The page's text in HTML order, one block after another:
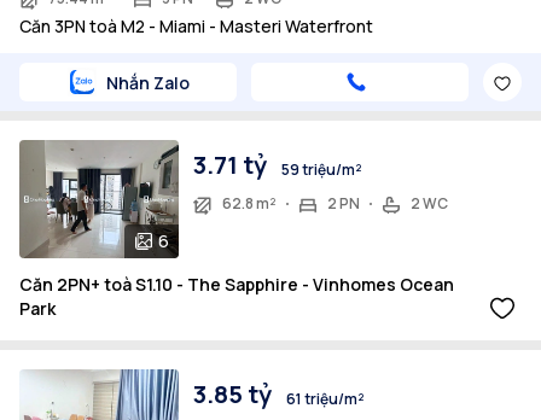
Căn 3PN toà M2 - Miami - Masteri Waterfront
Nhắn Zalo
6
3.71 tỷ
59 triệu/m²
62.8 m²
2 PN 2 WC
Căn 2PN+ toà S1.10 - The Sapphire - Vinhomes Ocean
Park
3.85 tỷ
61 triệu/m²